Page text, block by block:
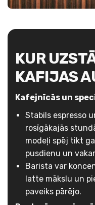
KUR
KAFIJAS
Kafejnīcās un
Stabils espresso
rosīgākajās
modeļi spēj tikt
pusdienu un
Barista var
latte mākslu un
paveiks pārējo.